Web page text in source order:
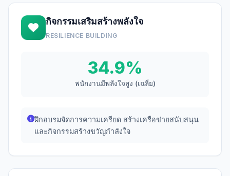
กิจกรรมเสริมสร้างพลังใจ
RESILIENCE BUILDING
34.9%
พนักงานมีพลังใจสูง (เฉลี่ย)
ฝึกอบรมจัดการความเครียด สร้างเครือข่ายสนับสนุน
และกิจกรรมสร้างขวัญกำลังใจ